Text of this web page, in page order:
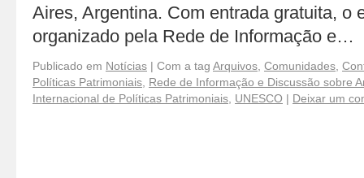
Aires, Argentina. Com entrada gratuita, o
organizado pela Rede de Informação e…
Publicado em Notícias | Com a tag Arquivos Comunidades
Políticas Patrimoniais Rede de Informação e Discussão sobre
Internacional de Políticas Patrimoniais UNESCO | Deixar um